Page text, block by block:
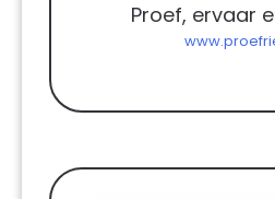
Proef, ervaar